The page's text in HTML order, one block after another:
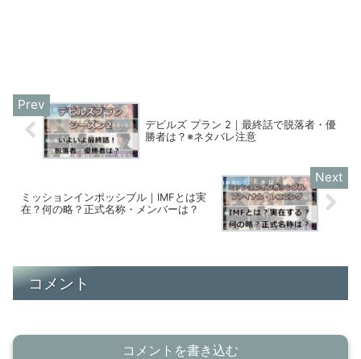
デビルズ プラン 2｜最終話で脱落者・優
勝者は？※ネタバレ注意
ミッションインポッシブル｜IMFとは実
在？何の略？正式名称・メンバーは？
コメント
コメントを書き込む